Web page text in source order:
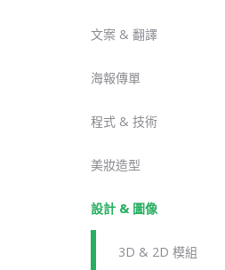
文案 & 翻譯
海報傳單
程式 & 技術
美妝造型
設計 & 圖像
3D & 2D 模組